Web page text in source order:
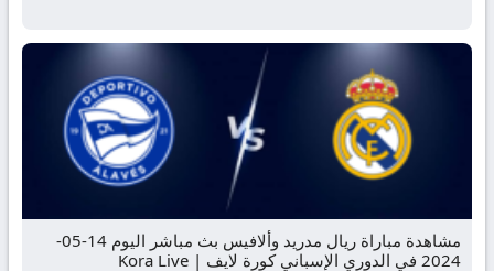
مشاهدة مباراة ريال مدريد وألافيس بث مباشر اليوم 14-05-
2024 في الدوري الإسباني كورة لايف | Kora Live